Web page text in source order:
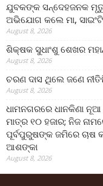
ଯୁବକଙ୍କ ସନ୍ଦେହଜନକ
ଅଭିଯୋଗ କଲେ ମା,
August 8, 2026
ଶିକ୍ଷକ ସୁଧାଂଶୁ ଶେଖର
August 8, 2026
ଚରଣ ଦାସ ଥିଲେ ଜଣେ
August 8, 2026
ଧାମନଗରରେ ଧାନକିଣା
ମାତ୍ର ୧୦ ହଜାର; ନିଜ
ପୂର୍ବପୁରୁଷଙ୍କ ଜମିରେ ଚାଷ
ଆଶଙ୍କା
August 8, 2026